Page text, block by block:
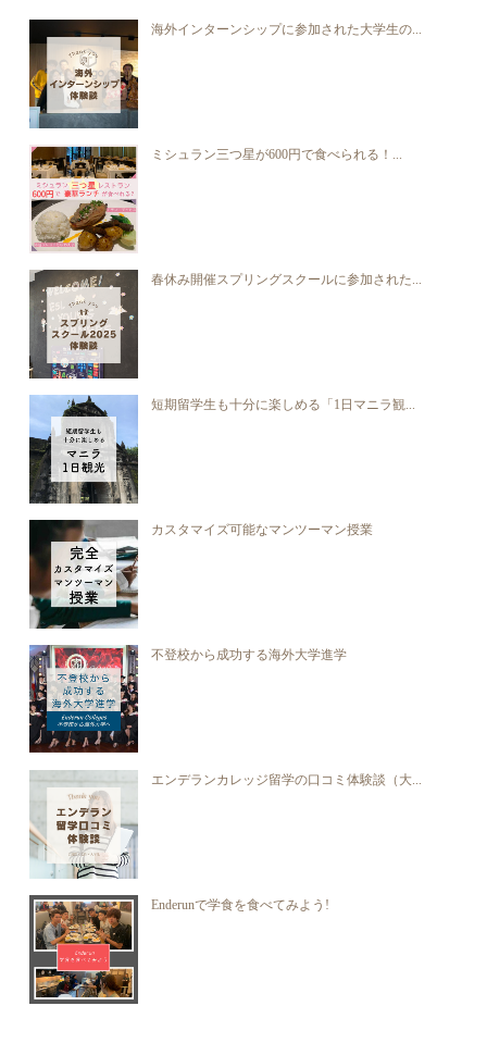
海外インターンシップに参加された大学生の...
ミシュラン三つ星が600円で食べられる！...
春休み開催スプリングスクールに参加された...
短期留学生も十分に楽しめる「1日マニラ観...
カスタマイズ可能なマンツーマン授業
不登校から成功する海外大学進学
エンデランカレッジ留学の口コミ体験談（大...
Enderunで学食を食べてみよう!